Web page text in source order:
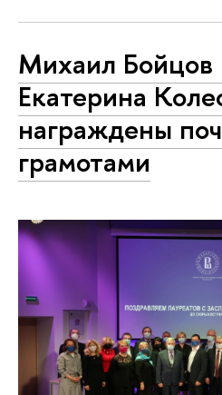
Михаил Бойцов
Екатерина
награждены
грамотами